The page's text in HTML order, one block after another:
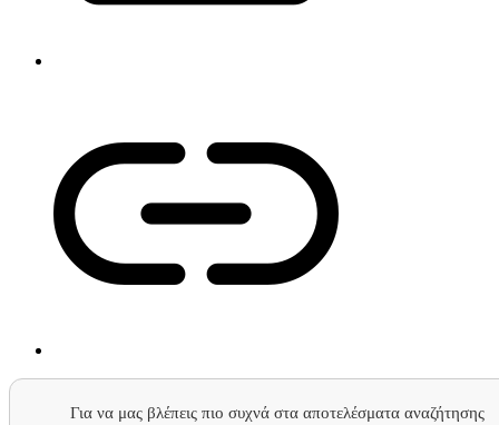
Για να μας βλέπεις πιο συχνά στα αποτελέσματα αναζήτησης